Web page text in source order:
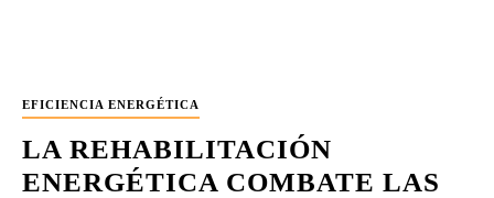
EFICIENCIA ENERGÉTICA
LA REHABILITACIÓN
ENERGÉTICA COMBATE LAS